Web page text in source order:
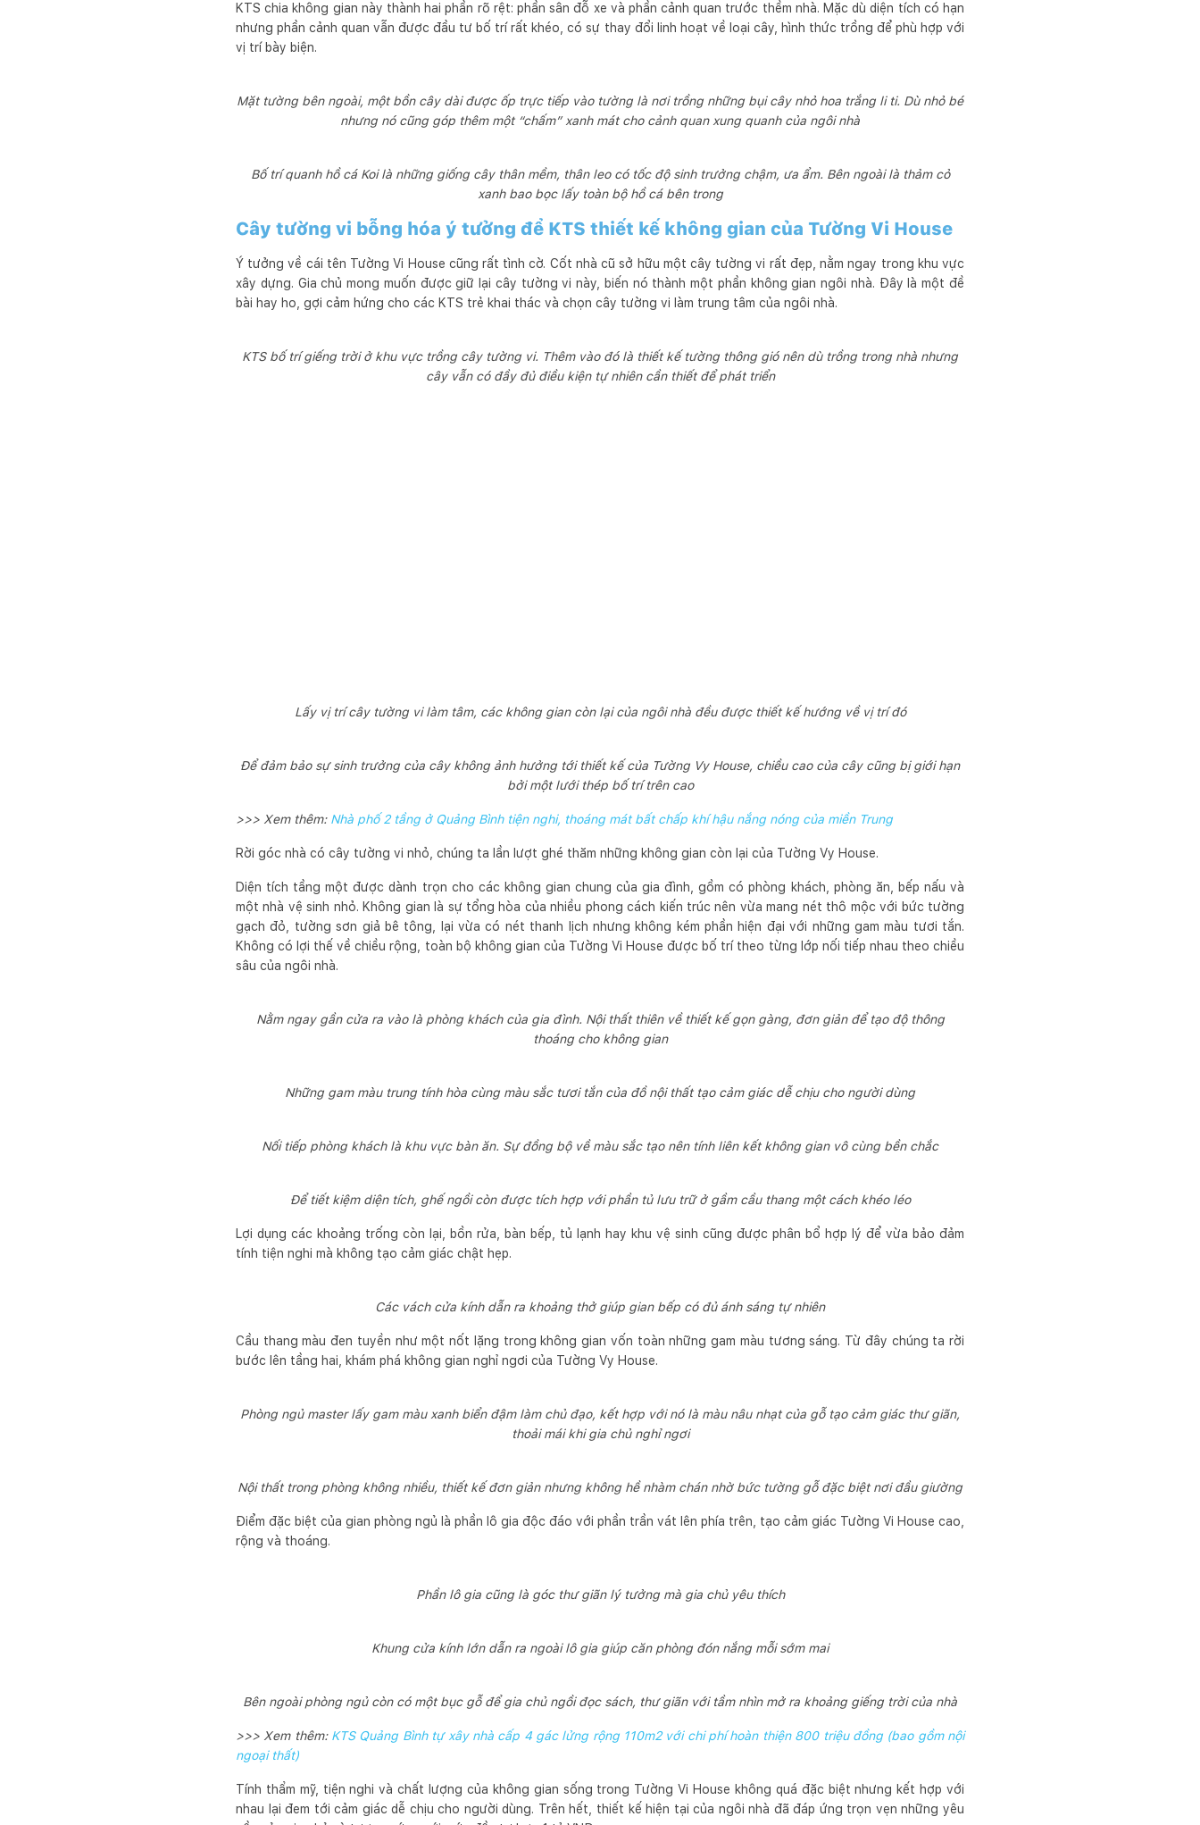
KTS chia không gian này thành hai phần rõ rệt: phần sân đỗ xe và phần cảnh quan trước thềm nhà. Mặc dù diện tích có hạn
nhưng phần cảnh quan vẫn được đầu tư bố trí rất khéo, có sự thay đổi linh hoạt về loại cây, hình thức trồng để phù hợp với
vị trí bày biện.
Mặt tường bên ngoài, một bồn cây dài được ốp trực tiếp vào tường là nơi trồng những bụi cây nhỏ hoa trắng li ti. Dù nhỏ bé
nhưng nó cũng góp thêm một “chấm” xanh mát cho cảnh quan xung quanh của ngôi nhà
Bố trí quanh hồ cá Koi là những giống cây thân mềm, thân leo có tốc độ sinh trưởng chậm, ưa ẩm. Bên ngoài là thảm cỏ
xanh bao bọc lấy toàn bộ hồ cá bên trong
Cây tường vi bỗng hóa ý tưởng để KTS thiết kế không gian của Tường Vi House
Ý tưởng về cái tên Tường Vi House cũng rất tình cờ. Cốt nhà cũ sở hữu một cây tường vi rất đẹp, nằm ngay trong khu vực
xây dựng. Gia chủ mong muốn được giữ lại cây tường vi này, biến nó thành một phần không gian ngôi nhà. Đây là một đề
bài hay ho, gợi cảm hứng cho các KTS trẻ khai thác và chọn cây tường vi làm trung tâm của ngôi nhà.
KTS bố trí giếng trời ở khu vực trồng cây tường vi. Thêm vào đó là thiết kế tường thông gió nên dù trồng trong nhà nhưng
cây vẫn có đầy đủ điều kiện tự nhiên cần thiết để phát triển
Lấy vị trí cây tường vi làm tâm, các không gian còn lại của ngôi nhà đều được thiết kế hướng về vị trí đó
Để đảm bảo sự sinh trưởng của cây không ảnh hưởng tới thiết kế của Tường Vy House, chiều cao của cây cũng bị giới hạn
bởi một lưới thép bố trí trên cao
>>> Xem thêm: Nhà phố 2 tầng ở Quảng Bình tiện nghi, thoáng mát bất chấp khí hậu nắng nóng của miền Trung
Rời góc nhà có cây tường vi nhỏ, chúng ta lần lượt ghé thăm những không gian còn lại của Tường Vy House.
Diện tích tầng một được dành trọn cho các không gian chung của gia đình, gồm có phòng khách, phòng ăn, bếp nấu và
một nhà vệ sinh nhỏ. Không gian là sự tổng hòa của nhiều phong cách kiến trúc nên vừa mang nét thô mộc với bức tường
gạch đỏ, tường sơn giả bê tông, lại vừa có nét thanh lịch nhưng không kém phần hiện đại với những gam màu tươi tắn.
Không có lợi thế về chiều rộng, toàn bộ không gian của Tường Vi House được bố trí theo từng lớp nối tiếp nhau theo chiều
sâu của ngôi nhà.
Nằm ngay gần cửa ra vào là phòng khách của gia đình. Nội thất thiên về thiết kế gọn gàng, đơn giản để tạo độ thông
thoáng cho không gian
Những gam màu trung tính hòa cùng màu sắc tươi tắn của đồ nội thất tạo cảm giác dễ chịu cho người dùng
Nối tiếp phòng khách là khu vực bàn ăn. Sự đồng bộ về màu sắc tạo nên tính liên kết không gian vô cùng bền chắc
Để tiết kiệm diện tích, ghế ngồi còn được tích hợp với phần tủ lưu trữ ở gầm cầu thang một cách khéo léo
Lợi dụng các khoảng trống còn lại, bồn rửa, bàn bếp, tủ lạnh hay khu vệ sinh cũng được phân bổ hợp lý để vừa bảo đảm
tính tiện nghi mà không tạo cảm giác chật hẹp.
Các vách cửa kính dẫn ra khoảng thở giúp gian bếp có đủ ánh sáng tự nhiên
Cầu thang màu đen tuyền như một nốt lặng trong không gian vốn toàn những gam màu tương sáng. Từ đây chúng ta rời
bước lên tầng hai, khám phá không gian nghỉ ngơi của Tường Vy House.
Phòng ngủ master lấy gam màu xanh biển đậm làm chủ đạo, kết hợp với nó là màu nâu nhạt của gỗ tạo cảm giác thư giãn,
thoải mái khi gia chủ nghỉ ngơi
Nội thất trong phòng không nhiều, thiết kế đơn giản nhưng không hề nhàm chán nhờ bức tường gỗ đặc biệt nơi đầu giường
Điểm đặc biệt của gian phòng ngủ là phần lô gia độc đáo với phần trần vát lên phía trên, tạo cảm giác Tường Vi House cao,
rộng và thoáng.
Phần lô gia cũng là góc thư giãn lý tưởng mà gia chủ yêu thích
Khung cửa kính lớn dẫn ra ngoài lô gia giúp căn phòng đón nắng mỗi sớm mai
Bên ngoài phòng ngủ còn có một bục gỗ để gia chủ ngồi đọc sách, thư giãn với tầm nhìn mở ra khoảng giếng trời của nhà
>>> Xem thêm: KTS Quảng Bình tự xây nhà cấp 4 gác lửng rộng 110m2 với chi phí hoàn thiện 800 triệu đồng (bao gồm nội
ngoại thất)
Tính thẩm mỹ, tiện nghi và chất lượng của không gian sống trong Tường Vi House không quá đặc biệt nhưng kết hợp với
nhau lại đem tới cảm giác dễ chịu cho người dùng. Trên hết, thiết kế hiện tại của ngôi nhà đã đáp ứng trọn vẹn những yêu